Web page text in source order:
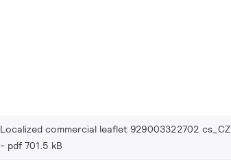
Localized commercial leaflet 929003322702 cs_CZ
pdf 701.5 kB